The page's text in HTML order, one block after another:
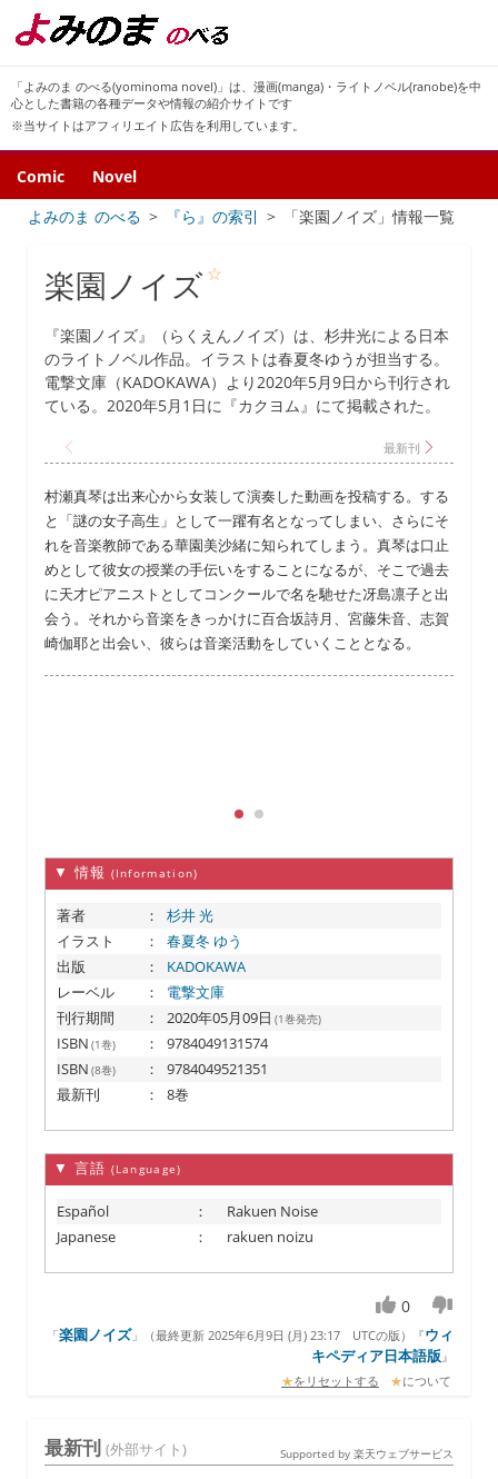
「よみのま のべる(yominoma novel)」は、漫画(manga)・ライトノベル(ranobe)を中
心とした書籍の各種データや情報の紹介サイトです
※当サイトはアフィリエイト広告を利用しています。
Comic
Novel
よみのま のべる
『ら』の索引 「楽園ノイズ」情報一覧
楽園ノイズ ☆
『楽園ノイズ』（らくえんノイズ）は、杉井光による日本
のライトノベル作品。イラストは春夏冬ゆうが担当する。
電撃文庫（KADOKAWA）より2020年5月9日から刊行され
ている。2020年5月1日に『カクヨム』にて掲載された。
村瀬真琴は出来心から女装して演奏した動画を投稿する。する
と「謎の女子高生」として一躍有名となってしまい、さらにそ
れを音楽教師である華園美沙緒に知られてしまう。真琴は口止
めとして彼女の授業の手伝いをすることになるが、そこで過去
に天才ピアニストとしてコンクールで名を馳せた冴島凛子と出
会う。それから音楽をきっかけに百合坂詩月、宮藤朱音、志賀
崎伽耶と出会い、彼らは音楽活動をしていくこととなる。
▼ 情報 (Information)
著者 ：
杉井 光
イラスト
：
春夏冬 ゆう
出版
：
KADOKAWA
レーベル
：
電撃文庫
刊行期間
： 2020年05月09日 (1巻発売)
ISBN (1巻) ：
9784049131574
ISBN (8巻) ：
9784049521351
最新刊
： 8巻
▼ 言語 (Language)
Español ：
Rakuen Noise
Japanese
： rakuen noizu
0
「楽園ノイズ」（最終更新 2025年6月9日 (月) 23:17 UTCの版）『ウィ
キペディア日本語版』
★をリセットする ★について
最新刊 (外部サイト) Supported by 楽天ウェブサービス